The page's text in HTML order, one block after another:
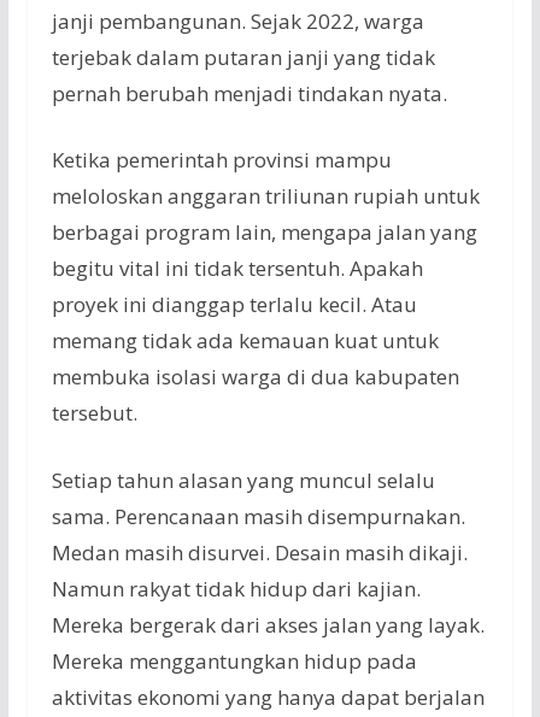
janji pembangunan. Sejak 2022, warga
terjebak dalam putaran janji yang tidak
pernah berubah menjadi tindakan nyata.
Ketika pemerintah provinsi mampu
meloloskan anggaran triliunan rupiah untuk
berbagai program lain, mengapa jalan yang
begitu vital ini tidak tersentuh. Apakah
proyek ini dianggap terlalu kecil. Atau
memang tidak ada kemauan kuat untuk
membuka isolasi warga di dua kabupaten
tersebut.
Setiap tahun alasan yang muncul selalu
sama. Perencanaan masih disempurnakan.
Medan masih disurvei. Desain masih dikaji.
Namun rakyat tidak hidup dari kajian.
Mereka bergerak dari akses jalan yang layak.
Mereka menggantungkan hidup pada
aktivitas ekonomi yang hanya dapat berjalan